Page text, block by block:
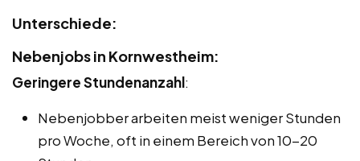
Unterschiede:
Nebenjobs in Kornwestheim:
Geringere Stundenanzahl:
Nebenjobber arbeiten meist weniger Stunden
pro Woche, oft in einem Bereich von 10-20